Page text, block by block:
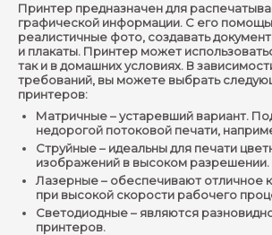
Принтер предназначен для
графической информации. С его
реалистичные фото, создавать
и плакаты. Принтер может
так и в домашних условиях. В
требований, вы можете выбрать
принтеров:
Матричные – устаревший вариант.
недорогой потоковой печати,
Струйные – идеальны для печати
изображений в высоком разрешении.
Лазерные – обеспечивают отличное
при высокой скорости рабочего
Светодиодные – являются
принтеров.